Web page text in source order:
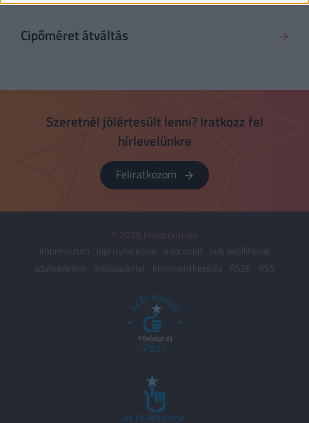
Cipőméret átváltás
Szeretnél jólértesült lenni? Iratkozz fel
hírlevelünkre
Feliratkozom
© 2026 Pénzcentrum
impresszum
jogi nyilatkozat kapcsolat
süti beállítások
adatvédelem
médiaajánlat kommentkezelés ÁSZF RSS